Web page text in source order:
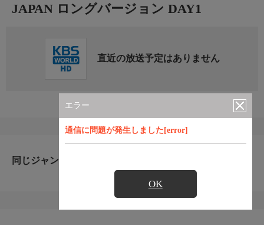
エラー
通信に問題が発生しました[error]
OK
JAPAN ロングバージョン DAY1
直近の放送予定はありません
同じジャンルのおすすめ番組